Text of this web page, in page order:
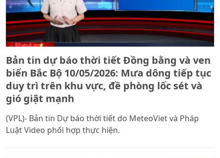
Bản tin dự báo thời tiết Đồng bằng và ven
biển Bắc Bộ 10/05/2026: Mưa dông tiếp tục
duy trì trên khu vực, đề phòng lốc sét và
gió giật mạnh
(VPL)- Bản tin Dự báo thời tiết do MeteoViet và Pháp
Luật Video phối hợp thực hiện.